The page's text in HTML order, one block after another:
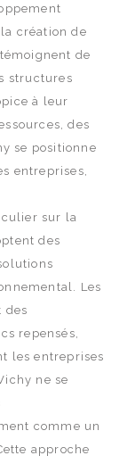
création de
de
structures
à leur
des
se positionne
entreprises,
sur la
des
Les
des
repensés,
les entreprises
ne se
comme un
approche